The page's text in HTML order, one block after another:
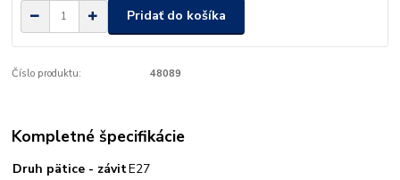
Pridať do košíka
Číslo produktu: 48089
Kompletné špecifikácie
Druh pätice - závitE27